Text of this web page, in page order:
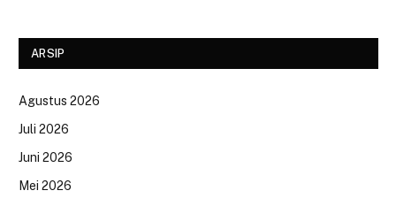
ARSIP
Agustus 2026
Juli 2026
Juni 2026
Mei 2026